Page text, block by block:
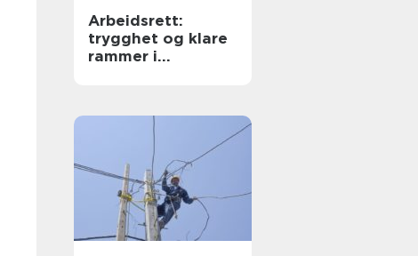
Arbeidsrett:
trygghet og klare
rammer i